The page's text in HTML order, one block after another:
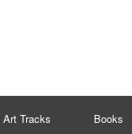
Art Tracks Books